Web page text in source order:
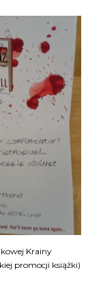
Krainy
promocji książki)